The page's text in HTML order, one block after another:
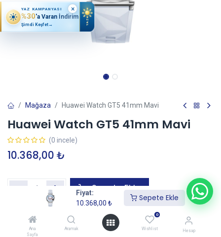
Fiyat:
10.368,00 ₺
Sepete Ekle
Ana
Sayfa
Aramak
0
Wishlist Hesap
Mağaza Huawei Watch GT5 41mm Mavi
Huawei Watch GT5 41mm Mavi
(0 incele)
10.368,00 ₺
Sepete Ekle
Garanti+ Uzatılmış Garanti Ekle İtibaren
YAZ KAMPANYASI
%30'a Varan İndirim
Şimdi Keşfet→ YAZ
×